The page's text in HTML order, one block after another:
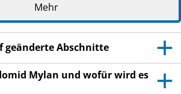
Packungsbeilage sorgfältig
denn sie enthält wichtige
Packungsbeilage auf. Vielleicht
später nochmals lesen.
Mehr
geänderte Abschnitte
Mylan und wofür wird es